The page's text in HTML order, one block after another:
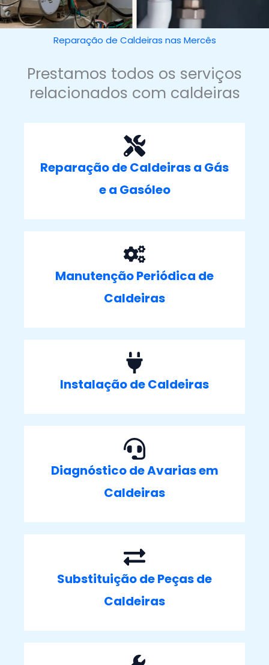
Reparação de Caldeiras nas Mercês
Prestamos todos os serviços
relacionados com caldeiras
Reparação de Caldeiras a Gás
e a Gasóleo
Manutenção Periódica de
Caldeiras
Instalação de Caldeiras
Diagnóstico de Avarias em
Caldeiras
Substituição de Peças de
Caldeiras